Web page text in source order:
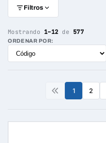
Filtros
Mostrando 1–12 de 577
ORDENAR POR:
1 2